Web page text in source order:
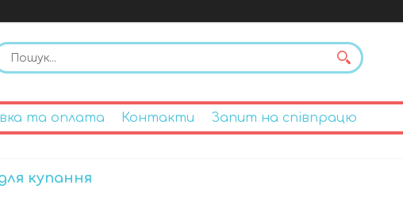
та оплата Контакти Запит на співпрацю
купання